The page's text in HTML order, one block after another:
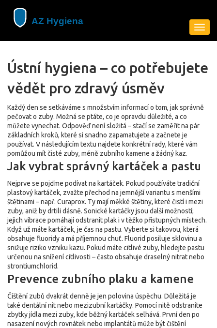
Ústní hygiena – co potřebujete
vědět pro zdravý úsměv
Každý den se setkáváme s množstvím informací o tom, jak správně
pečovat o zuby. Možná se ptáte, co je opravdu důležité, a co
můžete vynechat. Odpověď není složitá – stačí se zaměřit na pár
základních kroků, které si snadno zapamatujete a začnete je
používat. V následujícím textu najdete konkrétní rady, které vám
pomůžou mít čisté zuby, méně zubního kamene a žádný kaz.
Jak vybrat správný kartáček a pastu
Nejprve se pojďme podívat na kartáček. Pokud používáte tradiční
plastový kartáček, zvažte přechod na jemnější variantu s menšími
štětinami – např. Curaprox. Ty mají měkké štětiny, které čistí i mezi
zuby, aniž by drtili dásně. Sonické kartáčky jsou další možností;
jejich vibrace pomáhají odstranit plak i v těžko přístupných místech.
Když už máte kartáček, je čas na pastu. Vyberte si takovou, která
obsahuje fluoridy a má příjemnou chuť. Fluorid posiluje sklovinu a
snižuje riziko vzniku kazu. Pokud máte citlivé zuby, hledejte pastu
určenou na snížení citlivosti – často obsahuje draselný nitrat nebo
strontiumchlorid.
Prevence zubního plaku a kamene
Čištění zubů dvakrát denně je jen polovina úspěchu. Důležitá je
také dentální nit nebo mezizubní kartáčky. Pomocí nitě odstraníte
zbytky jídla mezi zuby, kde běžný kartáček selhává. První den po
nasazení nových rovnátek nebo implantátů může být čištění